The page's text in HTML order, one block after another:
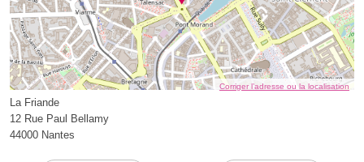
Corriger l’adresse ou la localisation
La Friande
12 Rue Paul Bellamy
44000 Nantes